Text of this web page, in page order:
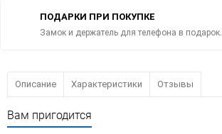
ПОДАРКИ ПРИ ПОКУПКЕ
Замок и держатель для телефона в подарок.
Описание Характеристики Отзывы
Вам пригодится